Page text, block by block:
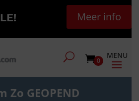
Meer info
0
Zo GEOPEND